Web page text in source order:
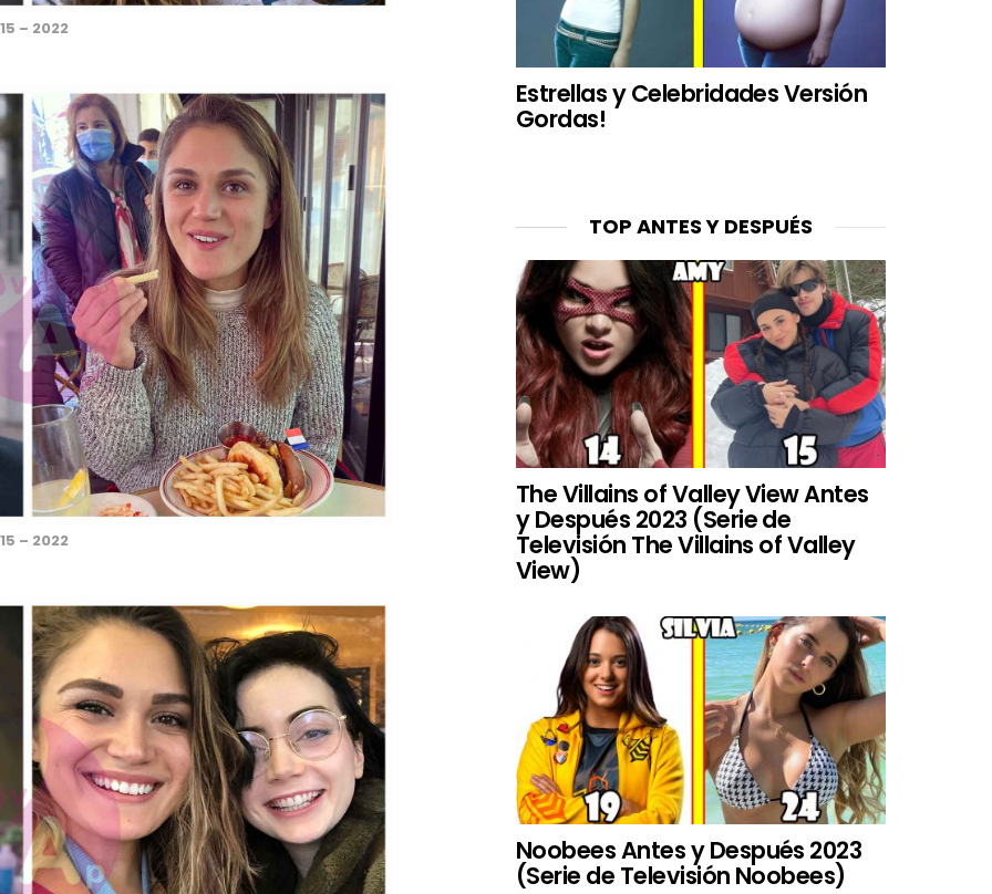
– 2022
– 2022
Estrellas y Celebridades Versión
Gordas!
TOP ANTES Y DESPUÉS
The Villains of Valley View Antes
y Después 2023 (Serie de
Televisión The Villains of Valley
View)
Noobees Antes y Después 2023
(Serie de Televisión Noobees)